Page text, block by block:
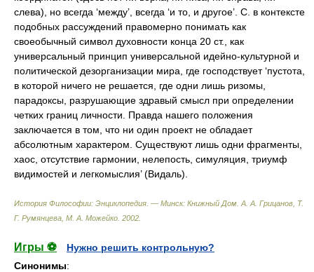
История Философии: Энциклопедия. — Минск: Книжный Дом А. А. Грицанов, Т.
Г. Румянцева, М. А. Можейко 2002
Игры ⚽
Нужно решить контрольную?
Синонимы: